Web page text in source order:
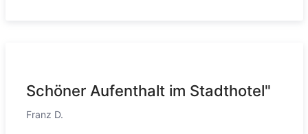
Schöner Aufenthalt im Stadthotel"
Franz D.